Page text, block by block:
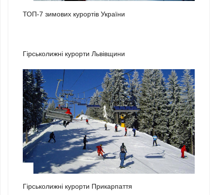
ТОП-7 зимових курортів України
Гірськолижні курорти Львівщини
Гірськолижні курорти Прикарпаття